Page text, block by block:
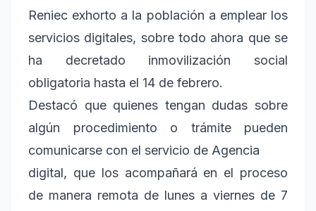
Reniec exhorto a la población a emplear los
servicios digitales, sobre todo ahora que se
ha decretado inmovilización social
obligatoria hasta el 14 de febrero.
Destacó que quienes tengan dudas sobre
algún procedimiento o trámite pueden
comunicarse con el servicio de Agencia
digital, que los acompañará en el proceso
de manera remota de lunes a viernes de 7